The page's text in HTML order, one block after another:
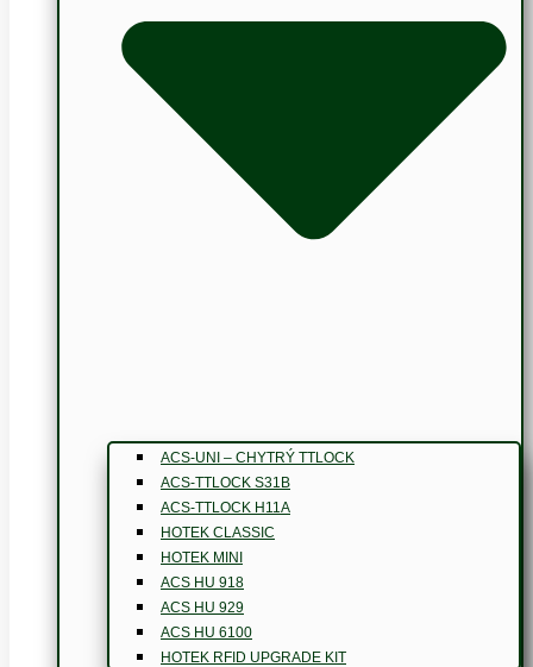
ACS-UNI – CHYTRÝ TTLOCK
ACS-TTLOCK S31B
ACS-TTLOCK H11A
HOTEK CLASSIC
HOTEK MINI
ACS HU 918
ACS HU 929
ACS HU 6100
HOTEK RFID UPGRADE KIT